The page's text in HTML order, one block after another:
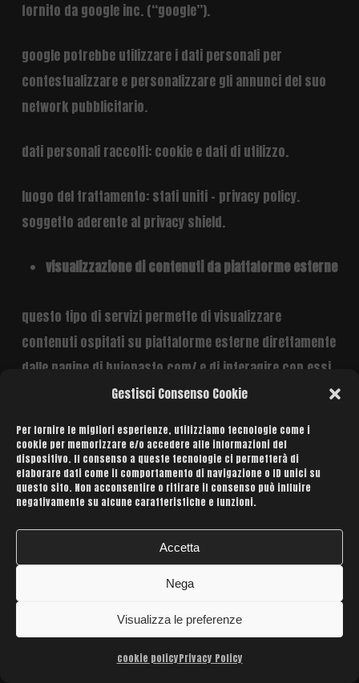
Gestisci Consenso Cookie
Per fornire le migliori esperienze, utilizziamo tecnologie come i
cookie per memorizzare e/o accedere alle informazioni del
dispositivo. Il consenso a queste tecnologie ci permetterà di
elaborare dati come il comportamento di navigazione o ID unici su
questo sito. Non acconsentire o ritirare il consenso può influire
negativamente su alcune caratteristiche e funzioni.
Accetta
Nega
Visualizza le preferenze
cookie policyPrivacy Policy
fornito da google inc. (“google”).
google potrebbe utilizzare i dati personali per
contestualizzare e personalizzare gli annunci del suo
network pubblicitario.
dati personali raccolti: cookie e dati di utilizzo.
luogo del trattamento: stati uniti – privacy policy.
soggetto aderente al privacy shield.
visualizzazione di contenuti da piattaforme esterne
questo tipo di servizi permette di visualizzare
contenuti ospitati su piattaforme esterne direttamente
dalle pagine di buiopasto.com/ e di interagire con essi.
è possibile che, anche nel caso gli utenti non utilizzino
il servizio, lo stesso raccolga dati di traffico relativi
alle pagine in cui è installato.
widget google maps (google inc.)
google maps è un servizio di visualizzazione di mappe
di integrare tali contenuti all’interno delle proprie